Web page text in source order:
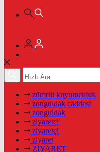
zümrüt kuyumculuk
zonguldak caddesi
zonguldak
ziyaretci
ziyaretçi
ziyaret
ZİYARET